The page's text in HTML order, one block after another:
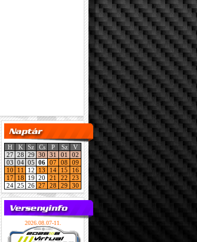
H K Sz Cs P Sz
V
27 28 29 30 31 01
02
03 04 05 06 07 08
09
10
11 12 13 14 15
16
17
18 19 20 21 22
23
24 25 26 27 28 29 30
2026.08.07-11.